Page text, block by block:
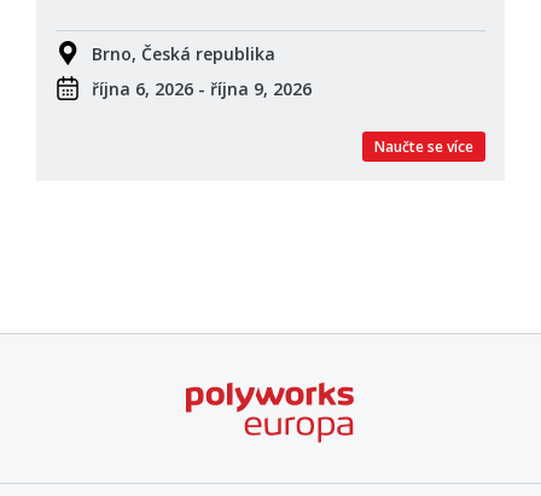
Brno, Česká republika
října 6, 2026 - října 9, 2026
Naučte se více